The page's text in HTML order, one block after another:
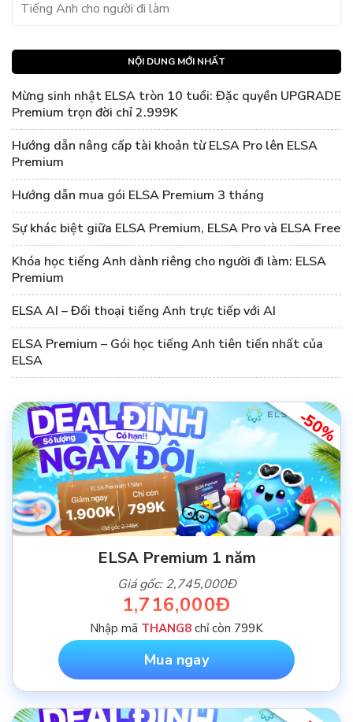
Tiếng Anh cho người đi làm
NỘI DUNG MỚI NHẤT
Mừng sinh nhật ELSA tròn 10 tuổi: Đặc quyền UPGRADE
Premium trọn đời chỉ 2.999K
Hướng dẫn nâng cấp tài khoản từ ELSA Pro lên ELSA
Premium
Hướng dẫn mua gói ELSA Premium 3 tháng
Sự khác biệt giữa ELSA Premium, ELSA Pro và ELSA Free
Khóa học tiếng Anh dành riêng cho người đi làm: ELSA
Premium
ELSA AI – Đối thoại tiếng Anh trực tiếp với AI
ELSA Premium – Gói học tiếng Anh tiên tiến nhất của
ELSA
-50%
ELSA Premium 1 năm
Giá gốc: 2,745,000Đ
1,716,000Đ
Nhập mã THANG8 chỉ còn 799K
Mua ngay